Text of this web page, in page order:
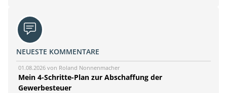
NEUESTE KOMMENTARE
01.08.2026 von Roland Nonnenmacher
Mein 4-Schritte-Plan zur Abschaffung der
Gewerbesteuer